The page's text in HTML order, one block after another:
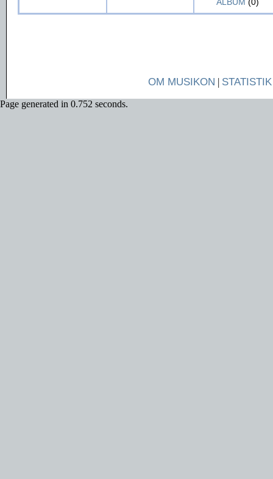
OM MUSIKON | STATISTIK
Page generated in 0.752 seconds.